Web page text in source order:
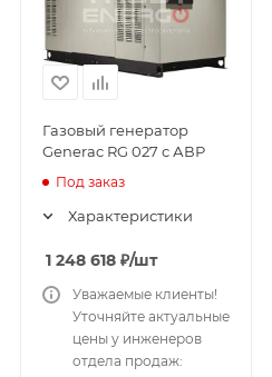
Газовый генератор
Generac RG 027 с АВР
Под заказ
Характеристики
1 248 618 ₽/шт
Уважаемые клиенты!
Уточняйте актуальные
цены у инженеров
отдела продаж: